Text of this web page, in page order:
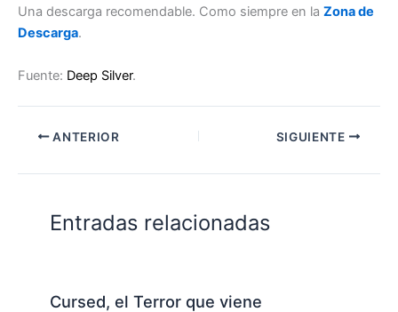
Una descarga recomendable. Como siempre en la Zona de
Descarga.
Fuente: Deep Silver.
ANTERIOR SIGUIENTE
Entradas relacionadas
Cursed, el Terror que viene